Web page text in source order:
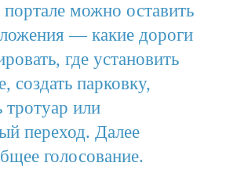
можно оставить
— какие дороги
где установить
создать парковку,
тротуар или
переход. Далее
голосование.